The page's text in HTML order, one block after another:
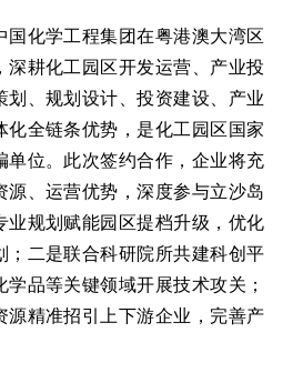
国化学工程集团在粤港澳大湾区
深耕化工园区开发运营、产业投
划、规划设计、投资建设、产业
化全链条优势，是化工园区国家
单位。此次签约合作，企业将充
源、运营优势，深度参与立沙岛
业规划赋能园区提档升级，优化
；二是联合科研院所共建科创平
品等关键领域开展技术攻关；
源精准招引上下游企业，完善产